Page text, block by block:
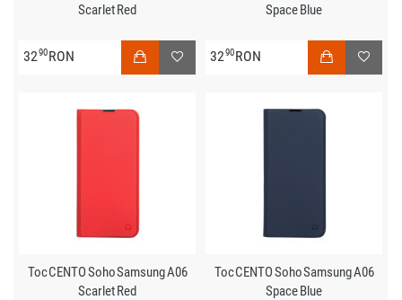
Scarlet Red
3290RON
Space Blue
3290RON
Toc CENTO Soho Samsung A06
Scarlet Red
Toc CENTO Soho Samsung A06
Space Blue